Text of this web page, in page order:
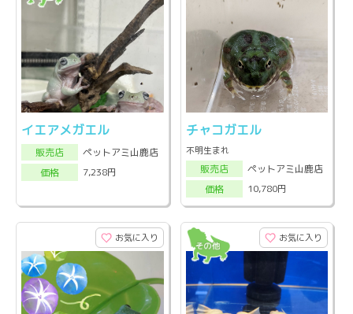
イエアメガエル
販売店
ペットアミ山鹿店
価格
7,238円
チャコガエル
不明生まれ
販売店
ペットアミ山鹿店
価格
10,780円
お気に入り お気に入り